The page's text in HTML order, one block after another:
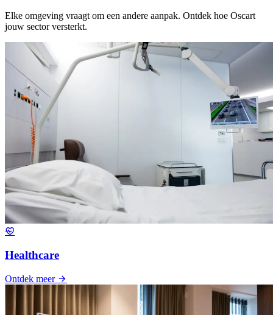
Elke omgeving vraagt om een andere aanpak. Ontdek hoe Oscart
jouw sector versterkt.
Healthcare
Ontdek meer